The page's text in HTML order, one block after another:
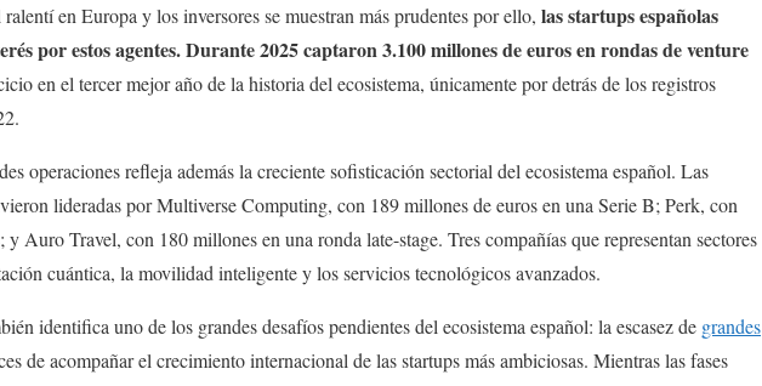
en Europa y los inversores se muestran más prudentes por ello, las startups españolas
por estos agentes. Durante 2025 captaron 3.100 millones de euros en rondas de venture
en el tercer mejor año de la historia del ecosistema, únicamente por detrás de los registros
operaciones refleja además la creciente sofisticación sectorial del ecosistema español. Las
lideradas por Multiverse Computing, con 189 millones de euros en una Serie B; Perk, con
Auro Travel, con 180 millones en una ronda late-stage. Tres compañías que representan sectores
cuántica, la movilidad inteligente y los servicios tecnológicos avanzados.
identifica uno de los grandes desafíos pendientes del ecosistema español: la escasez de grandes
de acompañar el crecimiento internacional de las startups más ambiciosas. Mientras las fases